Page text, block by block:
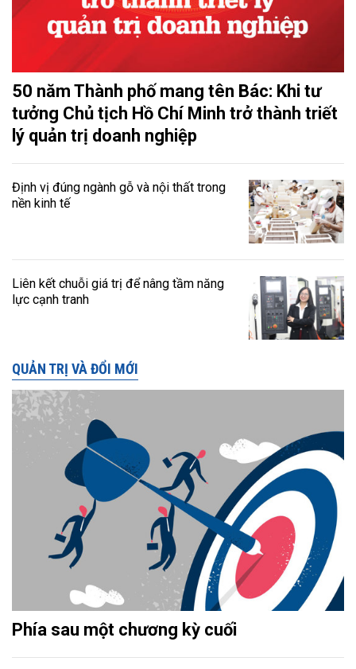
50 năm Thành phố mang tên Bác: Khi tư
tưởng Chủ tịch Hồ Chí Minh trở thành triết
lý quản trị doanh nghiệp
Định vị đúng ngành gỗ và nội thất trong
nền kinh tế
Liên kết chuỗi giá trị để nâng tầm năng
lực cạnh tranh
QUẢN TRỊ VÀ ĐỔI MỚI
Phía sau một chương kỳ cuối